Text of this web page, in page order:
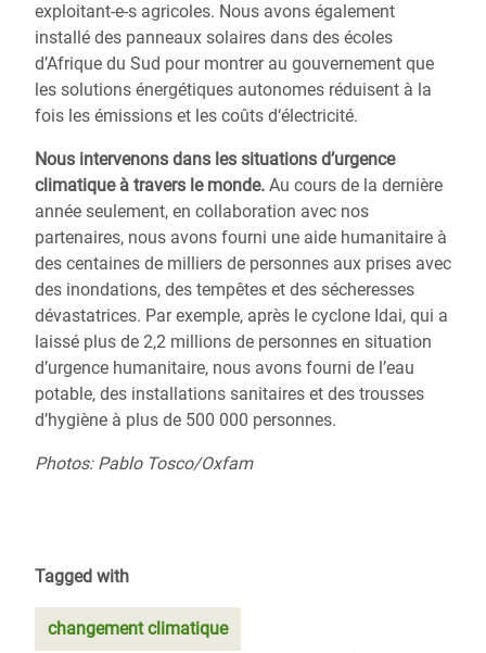
exploitant-e-s agricoles. Nous avons également
installé des panneaux solaires dans des écoles
d’Afrique du Sud pour montrer au gouvernement que
les solutions énergétiques autonomes réduisent à la
fois les émissions et les coûts d‘électricité.
Nous intervenons dans les situations d’urgence
climatique à travers le monde. Au cours de la dernière
année seulement, en collaboration avec nos
partenaires, nous avons fourni une aide humanitaire à
des centaines de milliers de personnes aux prises avec
des inondations, des tempêtes et des sécheresses
dévastatrices. Par exemple, après le cyclone Idai, qui a
laissé plus de 2,2 millions de personnes en situation
d’urgence humanitaire, nous avons fourni de l’eau
potable, des installations sanitaires et des trousses
d’hygiène à plus de 500 000 personnes.
Photos: Pablo Tosco/Oxfam
Tagged with
changement climatique